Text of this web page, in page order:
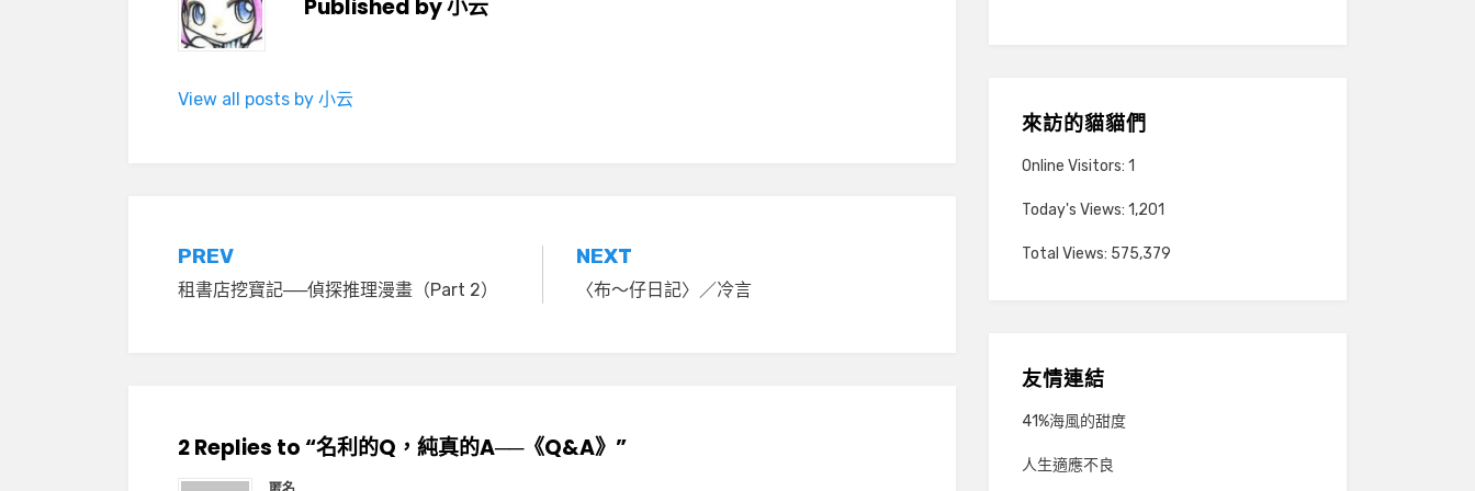
Published by小云
View all posts by 小云
文
章
PREV
租書店挖寶記──偵探推理漫畫（Part 2）
NEXT
〈布～仔日記〉／冷言
2 Replies to “名利的Q，純真的A──《Q&A》”
來訪的貓貓們
Online Visitors: 1
Today's Views: 1,201
Total Views: 575,379
友情連結
41%海風的甜度
人生適應不良